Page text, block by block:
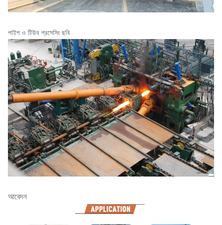
পাইপ ও টিউব প্রসেসিং ছবি
আবেদন